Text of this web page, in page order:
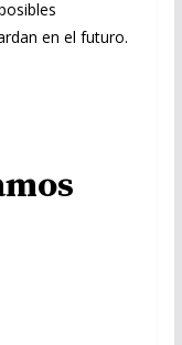
en el futuro.